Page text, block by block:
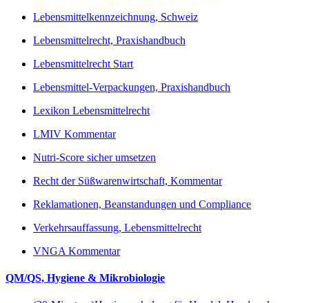
Lebensmittelkennzeichnung, Schweiz
Lebensmittelrecht, Praxishandbuch
Lebensmittelrecht Start
Lebensmittel-Verpackungen, Praxishandbuch
Lexikon Lebensmittelrecht
LMIV Kommentar
Nutri-Score sicher umsetzen
Recht der Süßwarenwirtschaft, Kommentar
Reklamationen, Beanstandungen und Compliance
Verkehrsauffassung, Lebensmittelrecht
VNGA Kommentar
QM/QS, Hygiene & Mikrobiologie